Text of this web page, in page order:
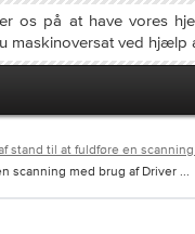
os på at have vores
maskinoversat ved hjælp
stand til at fuldføre en
scanning med brug af Driver ...